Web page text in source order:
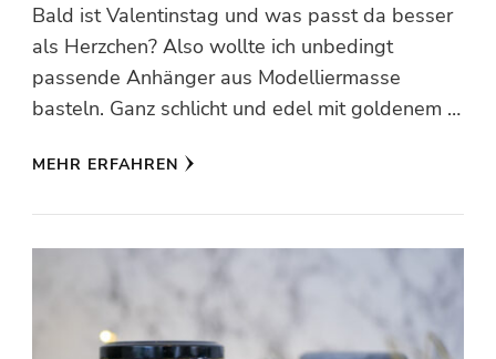
Bald ist Valentinstag und was passt da besser
als Herzchen? Also wollte ich unbedingt
passende Anhänger aus Modelliermasse
basteln. Ganz schlicht und edel mit goldenem …
MEHR ERFAHREN